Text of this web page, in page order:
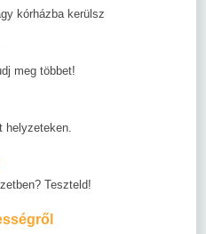
kórházba kerülsz
meg többet!
Teszteld!